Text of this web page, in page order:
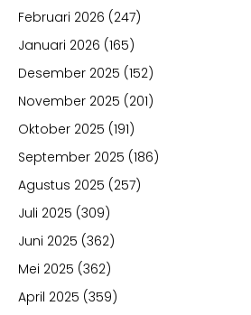
Februari 2026 (247)
Januari 2026 (165)
Desember 2025 (152)
November 2025 (201)
Oktober 2025 (191)
September 2025 (186)
Agustus 2025 (257)
Juli 2025 (309)
Juni 2025 (362)
Mei 2025 (362)
April 2025 (359)